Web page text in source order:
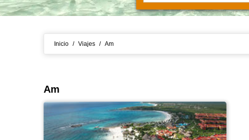
Inicio / Viajes / Am
Am